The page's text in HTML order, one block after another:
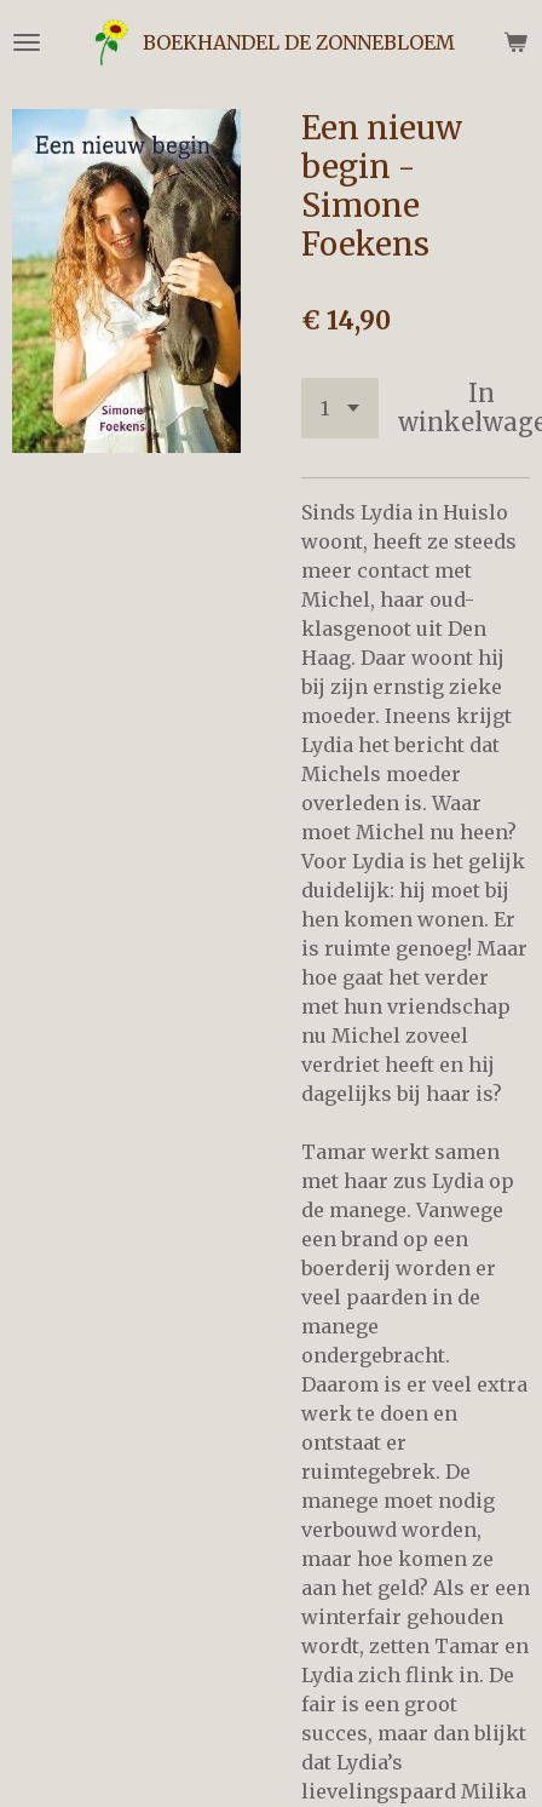
direct
de
hoofdinhoud
BOEKHANDEL DE ZONNEBLOEM
Een nieuw
begin -
Simone
Foekens
€ 14,90
In
Sinds Lydia in Huislo
woont, heeft ze steeds
meer contact met
Michel, haar oud-
klasgenoot uit Den
Haag. Daar woont hij
bij zijn ernstig zieke
moeder. Ineens krijgt
Lydia het bericht dat
Michels moeder
overleden is. Waar
moet Michel nu heen?
Voor Lydia is het gelijk
duidelijk: hij moet bij
hen komen wonen. Er
is ruimte genoeg! Maar
hoe gaat het verder
met hun vriendschap
nu Michel zoveel
verdriet heeft en hij
dagelijks bij haar is?
Tamar werkt samen
met haar zus Lydia op
de manege. Vanwege
een brand op een
boerderij worden er
veel paarden in de
manege
ondergebracht.
Daarom is er veel extra
werk te doen en
ontstaat er
ruimtegebrek. De
manege moet nodig
verbouwd worden,
maar hoe komen ze
aan het geld? Als er een
winterfair gehouden
wordt, zetten Tamar en
Lydia zich flink in. De
fair is een groot
succes, maar dan blijkt
dat Lydia’s
lievelingspaard Milika